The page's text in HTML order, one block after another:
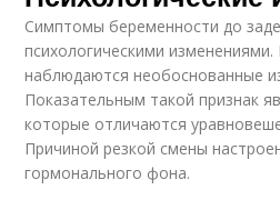
Симптомы беременности до
психологическими
наблюдаются необоснованные
Показательным такой признак
которые отличаются
Причиной резкой смены
гормонального фона.